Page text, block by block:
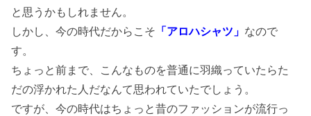
と思うかもしれません。
しかし、今の時代だからこそ 「アロハシャツ」 なので
す。
ちょっと前まで、こんなものを普通に羽織っていたらた
だの浮かれた人だなんて思われていたでしょう。
ですが、今の時代はちょっと昔のファッションが流行っ